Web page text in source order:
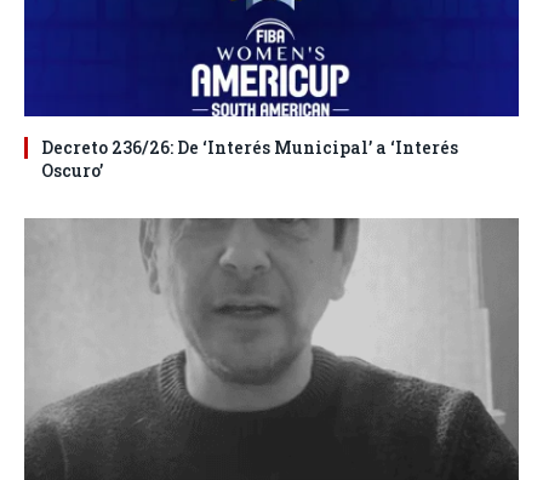
Decreto 236/26: De ‘Interés Municipal’ a ‘Interés
Oscuro’